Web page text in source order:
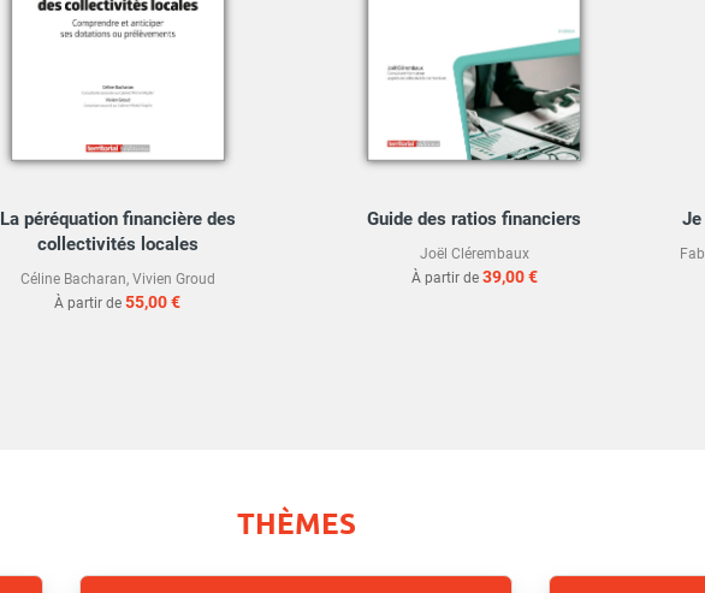
La péréquation financière des
collectivités locales
Céline Bacharan, Vivien Groud
À partir de55,00 €
Guide des ratios financiers
Joël Clérembaux
À partir de 39,00 €
Je
THÈMES